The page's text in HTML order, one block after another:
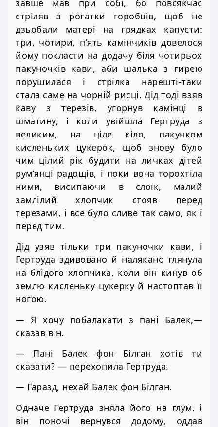
завше мав при собі, бо повсякчас
стріляв з рогатки горобців, щоб не
дзьобали матері на грядках капусти:
три, чотири, п’ять камінчиків довелося
йому покласти на додачу біля чотирьох
пакуночків кави, аби шалька з гирею
порушилася і стрілка нарешті-таки
стала саме на чорній рисці. Дід тоді взяв
каву з терезів, угорнув камінці в
шматину, і коли увійшла Гертруда з
великим, на ціле кіло, пакунком
кисленьких цукерок, щоб знову було
чим цілий рік будити на личках дітей
рум’янці радощів, і поки вона торохтіла
ними, висипаючи в слоїк, малий
замлілий хлопчик стояв перед
терезами, і все було сливе так само, як і
перед тим.
Дід узяв тільки три пакуночки кави, і
Гертруда здивовано й налякано глянула
на блідого хлопчика, коли він кинув об
землю кисленьку цукерку й настоптав її
ногою.
— Я хочу побалакати з пані Балек,—
сказав він.
— Пані Балек фон Білган хотів ти
сказати? — перехопила Гертруда.
— Гаразд, нехай Балек фон Білган.
Одначе Гертруда зняла його на глум, і
він поночі вернувся додому, оддав